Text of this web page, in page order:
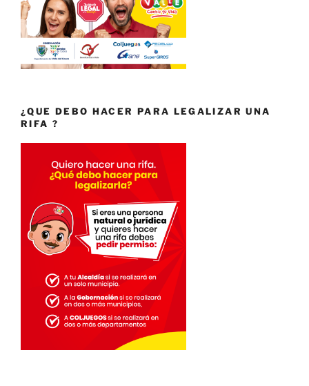
¿QUE DEBO HACER PARA LEGALIZAR UNA
RIFA ?